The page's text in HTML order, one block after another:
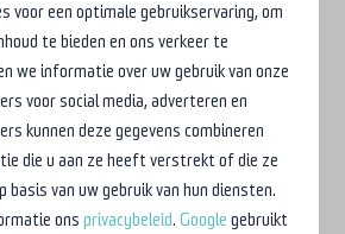
door de duinen
voor een optimale gebruikservaring, om
te bieden en ons verkeer te
we informatie over uw gebruik van onze
voor social media, adverteren en
kunnen deze gegevens combineren
die u aan ze heeft verstrekt of die ze
basis van uw gebruik van hun diensten.
onsprivacybeleid.Google gebruikt